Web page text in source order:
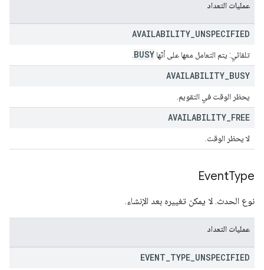
عمليات التعداد
AVAILABILITY UNSPECIFIED
تلقائي: يتم التعامل معها على أنّها BUSY
AVAILABILITY BUSY
يحظر الوقت في التقويم.
AVAILABILITY FREE
لا يحظر الوقت.
EventType
نوع الحدث. لا يمكن تغييره بعد الإنشاء.
عمليات التعداد
EVENT TYPE UNSPECIFIED